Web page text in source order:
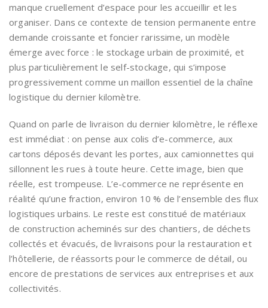
manque cruellement d’espace pour les accueillir et les
organiser. Dans ce contexte de tension permanente entre
demande croissante et foncier rarissime, un modèle
émerge avec force : le stockage urbain de proximité, et
plus particulièrement le self-stockage, qui s’impose
progressivement comme un maillon essentiel de la chaîne
logistique du dernier kilomètre.
Quand on parle de livraison du dernier kilomètre, le réflexe
est immédiat : on pense aux colis d’e-commerce, aux
cartons déposés devant les portes, aux camionnettes qui
sillonnent les rues à toute heure. Cette image, bien que
réelle, est trompeuse. L’e-commerce ne représente en
réalité qu’une fraction, environ 10 % de l’ensemble des flux
logistiques urbains. Le reste est constitué de matériaux
de construction acheminés sur des chantiers, de déchets
collectés et évacués, de livraisons pour la restauration et
l’hôtellerie, de réassorts pour le commerce de détail, ou
encore de prestations de services aux entreprises et aux
collectivités.